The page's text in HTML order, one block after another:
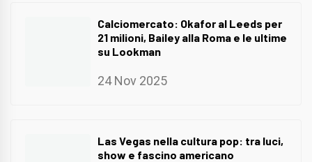
Calciomercato: Okafor al Leeds per
21 milioni, Bailey alla Roma e le ultime
su Lookman
24 Nov 2025
Las Vegas nella cultura pop: tra luci,
show e fascino americano